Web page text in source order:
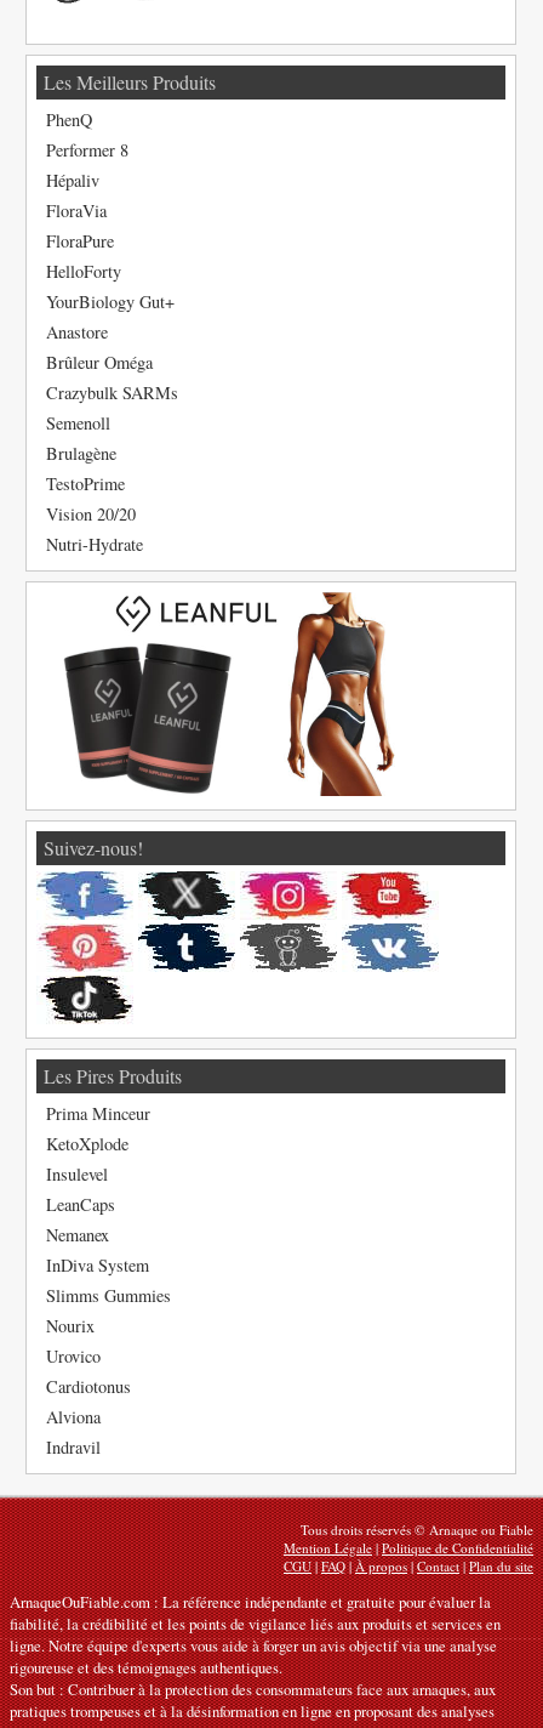
Les Meilleurs Produits
PhenQ
Performer 8
Hépaliv
FloraVia
FloraPure
HelloForty
YourBiology Gut+
Anastore
Brûleur Oméga
Crazybulk SARMs
Semenoll
Brulagène
TestoPrime
Vision 20/20
Nutri-Hydrate
Suivez-nous!
Les Pires Produits
Prima Minceur
KetoXplode
Insulevel
LeanCaps
Nemanex
InDiva System
Slimms Gummies
Nourix
Urovico
Cardiotonus
Alviona
Indravil
Tous droits réservés © Arnaque ou Fiable
Mention Légale|Politique de Confidentialité
CGU|FAQ|À propos|Contact|Plan du site
ArnaqueOuFiable.com : La référence indépendante et gratuite pour évaluer la
fiabilité, la crédibilité et les points de vigilance liés aux produits et services en
ligne. Notre équipe d'experts vous aide à forger un avis objectif via une analyse
rigoureuse et des témoignages authentiques.
Son but : Contribuer à la protection des consommateurs face aux arnaques, aux
pratiques trompeuses et à la désinformation en ligne en proposant des analyses